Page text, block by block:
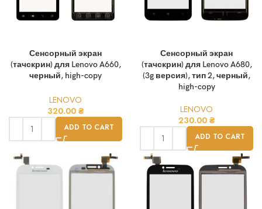
Сенсорный экран
(тачскрин) для Lenovo A660,
черный, high-copy
LENOVO
320.00 ₴
ADD TO CART
Сенсорный экран
(тачскрин) для Lenovo A680,
(3g версия), тип 2, черный,
high-copy
LENOVO
230.00 ₴
ADD TO CART